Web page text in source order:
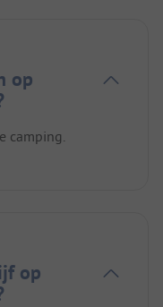
op
camping.
op